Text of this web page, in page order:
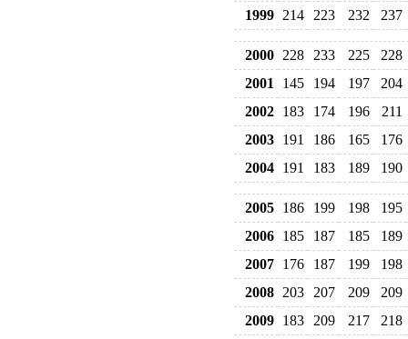
1999 214 223 232 237
2000 228 233 225
228
2001
145 194 197
204
2002 183 174 196
211
2003 191 186 165
176
2004 191 183 189 190
2005 186 199 198
195
2006 185 187 185
189
2007 176 187 199
198
2008 203 207 209
209
2009 183 209 217 218